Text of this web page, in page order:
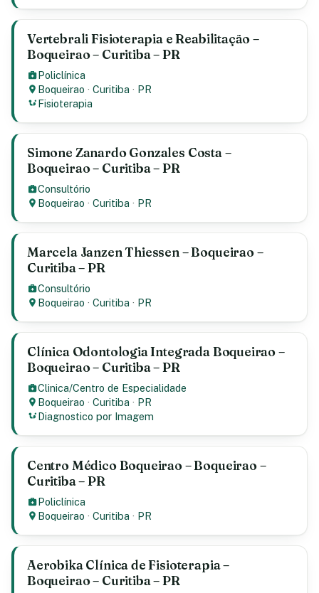
Vertebrali Fisioterapia e Reabilitação –
Boqueirao – Curitiba – PR
Policlínica
Boqueirao ·Curitiba · PR
Fisioterapia
Simone Zanardo Gonzales Costa –
Boqueirao – Curitiba – PR
Consultório
Boqueirao ·Curitiba · PR
Marcela Janzen Thiessen – Boqueirao –
Curitiba – PR
Consultório
Boqueirao ·Curitiba · PR
Clínica Odontologia Integrada Boqueirao –
Boqueirao – Curitiba – PR
Clinica/Centro de Especialidade
Boqueirao ·Curitiba · PR
Diagnostico por Imagem
Centro Médico Boqueirao – Boqueirao –
Curitiba – PR
Policlínica
Boqueirao ·Curitiba · PR
Aerobika Clínica de Fisioterapia –
Boqueirao – Curitiba – PR